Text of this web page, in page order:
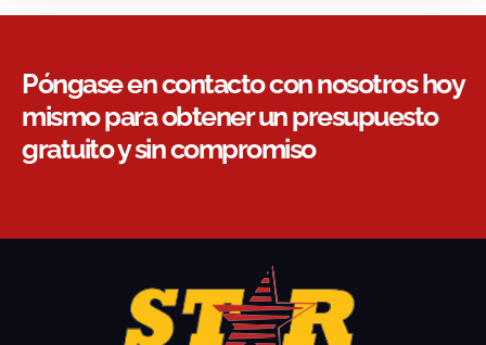
Póngase en contacto con nosotros hoy
mismo para obtener un presupuesto
gratuito y sin compromiso